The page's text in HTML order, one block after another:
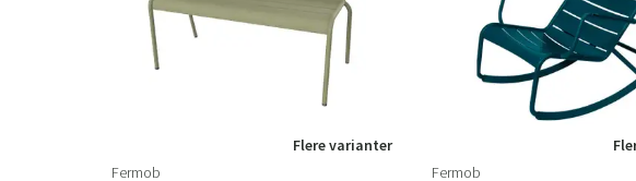
Flere varianter
Fermob
Fermob